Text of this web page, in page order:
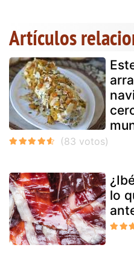
Artículos
lo